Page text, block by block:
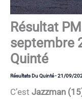
Résultat
septembre
Quinté
Résultats Du Quinté-21/09/
C’est Jazzman